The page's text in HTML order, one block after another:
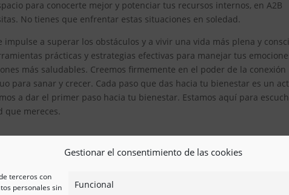
Gestionar el consentimiento de las cookies
terceros con
personales sin
Funcional
para conocerte mejor y potenciar tus recursos internos, en A2B
No tienes que enfrentar estas situaciones en soledad.
impulse a superar los obstáculos y a vivir una vida más plena y
prácticas y estrategias efectivas para manejar tus
más saludables. Creemos firmemente en el poder de la conexión
para sanar y crecer. Cada paso que das hacia tu bienestar es un
a dar el primer paso hacia tu bienestar. Estamos aquí para
que mereces.